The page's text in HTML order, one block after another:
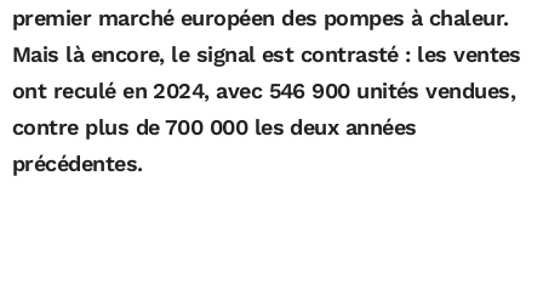
premier marché européen des pompes à chaleur.
Mais là encore, le signal est contrasté : les ventes
ont reculé en 2024, avec 546 900 unités vendues,
contre plus de 700 000 les deux années
précédentes.